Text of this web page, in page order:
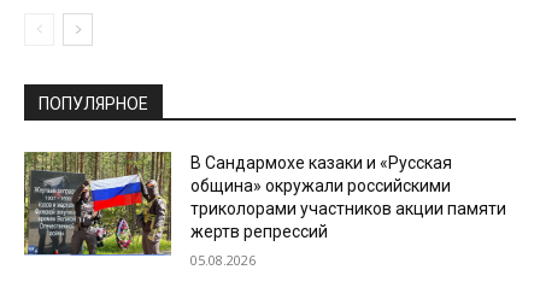
ПОПУЛЯРНОЕ
В Сандармохе казаки и «Русская
община» окружали российскими
триколорами участников акции памяти
жертв репрессий
05.08.2026